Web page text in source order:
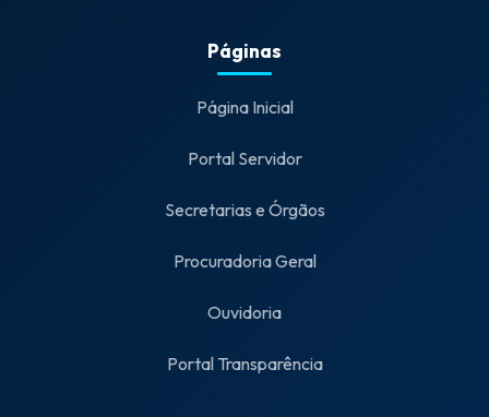
Páginas
Página Inicial
Portal Servidor
Secretarias e Órgãos
Procuradoria Geral
Ouvidoria
Portal Transparência